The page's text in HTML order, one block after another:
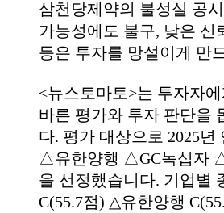
삼천당제약의 불성실 공
가능성에도 불구, 낮은 신
등은 투자를 망설이게 만
<뉴스토마토>는 투자자
바른 평가와 투자 판단을
다. 평가 대상으로 2025
△유한양행 △GC녹십자
을 선정했습니다. 기업별
C(55.7점) △유한양행